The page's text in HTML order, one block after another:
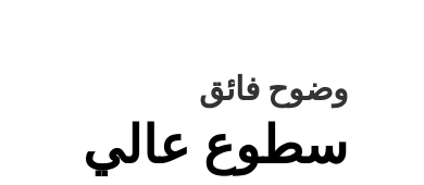
وضوح فائق
سطوع عالي